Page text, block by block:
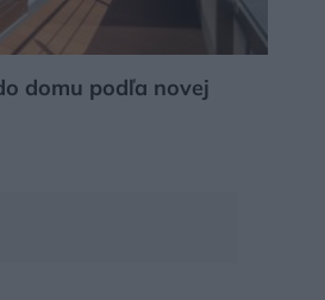
domu podľa novej